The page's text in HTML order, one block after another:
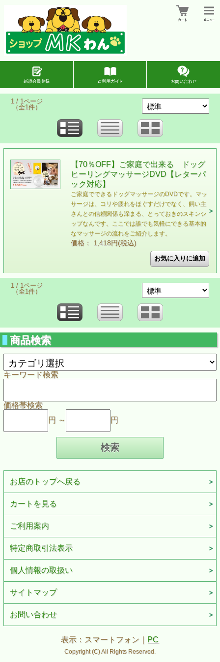
1 / 1ページ
（全1件）
【70％OFF】ご家庭で出来る ドッグ
ヒーリングマッサージDVD【レターパ
ック対応】
ご家庭でできるドッグマッサージのDVDです。マッ
サージは、コリや疲れをほぐすだけでなく、飼い主
さんとの信頼関係も深まる、とっておきのスキンシ
ップなんです。ここでは誰でも気軽にできる基本的
なマッサージの流れをご紹介します。
価格： 1,418円(税込)
1 / 1ページ
（全1件）
商品検索
キーワード検索
価格帯検索
円 ～
円
お店のトップへ戻る
カートを見る
ご利用案内
特定商取引法表示
個人情報の取扱い
サイトマップ
お問い合わせ
表示：スマートフォン｜ PC
Copyright (C) All Rights Reserved.